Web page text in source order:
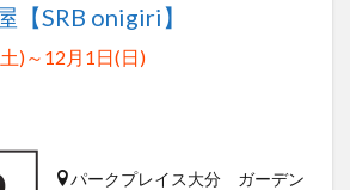
【SRB onigiri】
)～12月1日(日)
パークプレイス大分 ガーデン